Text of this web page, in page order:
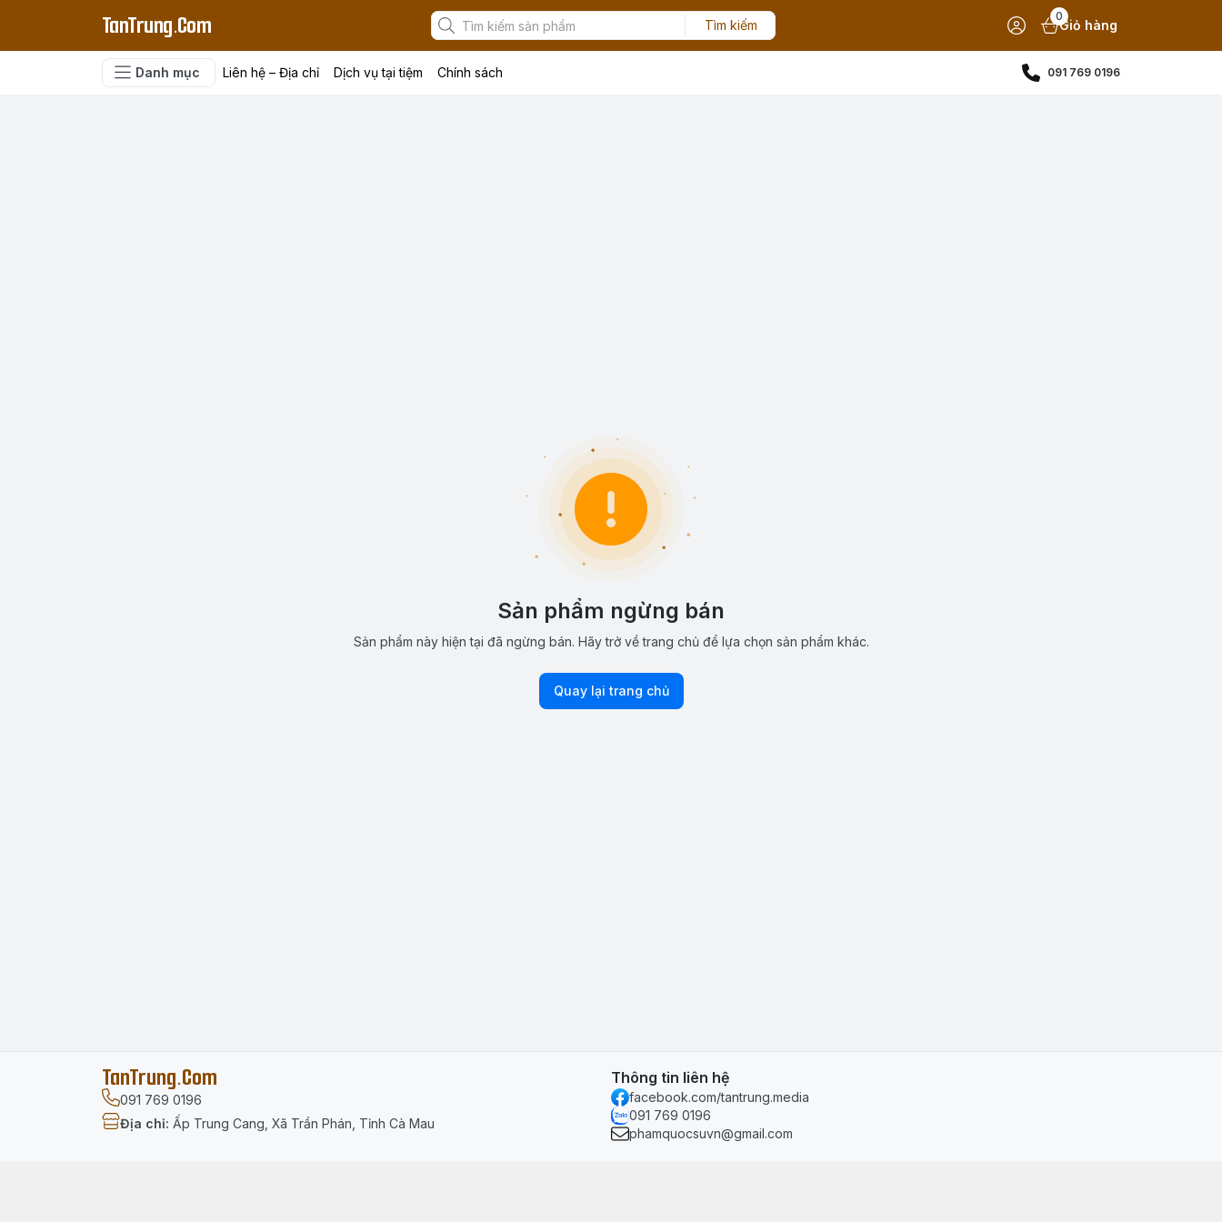
TanTrung.Com Tìm kiếm
0
Giỏ hàng
Danh mục Liên hệ – Địa chỉ Dịch vụ tại tiệm Chính sách 091 769 0196
Sản phẩm ngừng bán
Sản phẩm này hiện tại đã ngừng bán. Hãy trở về trang chủ để lựa chọn sản phẩm khác.
Quay lại trang chủ
TanTrung.Com
091 769 0196
Địa chỉ: Ấp Trung Cang, Xã Trần Phán, Tỉnh Cà Mau
Thông tin liên hệ
facebook.com/tantrung.media
091 769 0196
phamquocsuvn@gmail.com